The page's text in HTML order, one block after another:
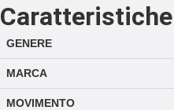
Caratteristiche
GENERE
MARCA
MOVIMENTO